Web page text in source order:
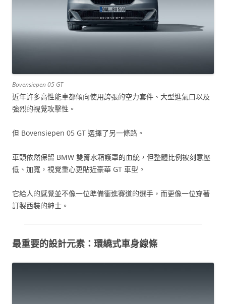
Bovensiepen 05 GT
近年許多高性能車都傾向使用誇張的空力套件、大型進氣口以及
強烈的視覺攻擊性。
但 Bovensiepen 05 GT 選擇了另一條路。
車頭依然保留 BMW 雙腎水箱護罩的血統，但整體比例被刻意壓
低、加寬，視覺重心更貼近豪華 GT 車型。
它給人的感覺並不像一位準備衝進賽道的選手，而更像一位穿著
訂製西裝的紳士。
最重要的設計元素：環繞式車身線條